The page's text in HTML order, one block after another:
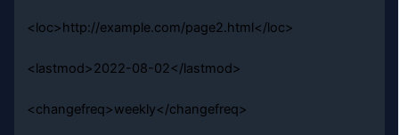
<loc>http://example.com/page2.html</loc>
<lastmod>2022-08-02</lastmod>
<changefreq>weekly</changefreq>